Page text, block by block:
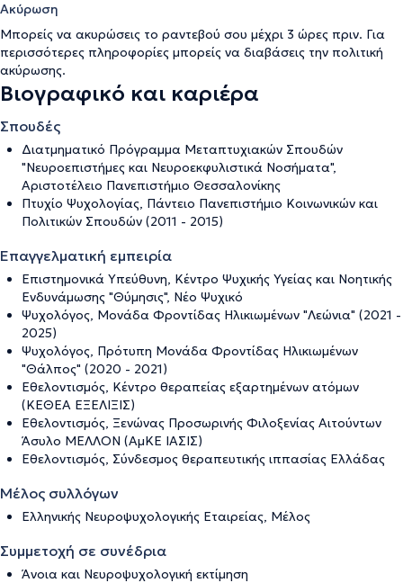
Ακύρωση
Μπορείς να ακυρώσεις το ραντεβού σου μέχρι 3 ώρες πριν. Για
περισσότερες πληροφορίες μπορείς να διαβάσεις την πολιτική
ακύρωσης.
Βιογραφικό και καριέρα
Σπουδές
Διατμηματικό Πρόγραμμα Μεταπτυχιακών Σπουδών
"Νευροεπιστήμες και Νευροεκφυλιστικά Νοσήματα",
Αριστοτέλειο Πανεπιστήμιο Θεσσαλονίκης
Πτυχίο Ψυχολογίας, Πάντειο Πανεπιστήμιο Κοινωνικών και
Πολιτικών Σπουδών (2011 - 2015)
Επαγγελματική εμπειρία
Επιστημονικά Υπεύθυνη, Κέντρο Ψυχικής Υγείας και Νοητικής
Ενδυνάμωσης "Θύμησις", Νέο Ψυχικό
Ψυχολόγος, Μονάδα Φροντίδας Ηλικιωμένων "Λεώνια" (2021 -
2025)
Ψυχολόγος, Πρότυπη Μονάδα Φροντίδας Ηλικιωμένων
"Θάλπος" (2020 - 2021)
Εθελοντισμός, Κέντρο θεραπείας εξαρτημένων ατόμων
(ΚΕΘΕΑ ΕΞΕΛΙΞΙΣ)
Εθελοντισμός, Ξενώνας Προσωρινής Φιλοξενίας Αιτούντων
Άσυλο ΜΕΛΛΟΝ (ΑμΚΕ ΙΑΣΙΣ)
Εθελοντισμός, Σύνδεσμος θεραπευτικής ιππασίας Ελλάδας
Μέλος συλλόγων
Ελληνικής Νευροψυχολογικής Εταιρείας, Μέλος
Συμμετοχή σε συνέδρια
Άνοια και Νευροψυχολογική εκτίμηση